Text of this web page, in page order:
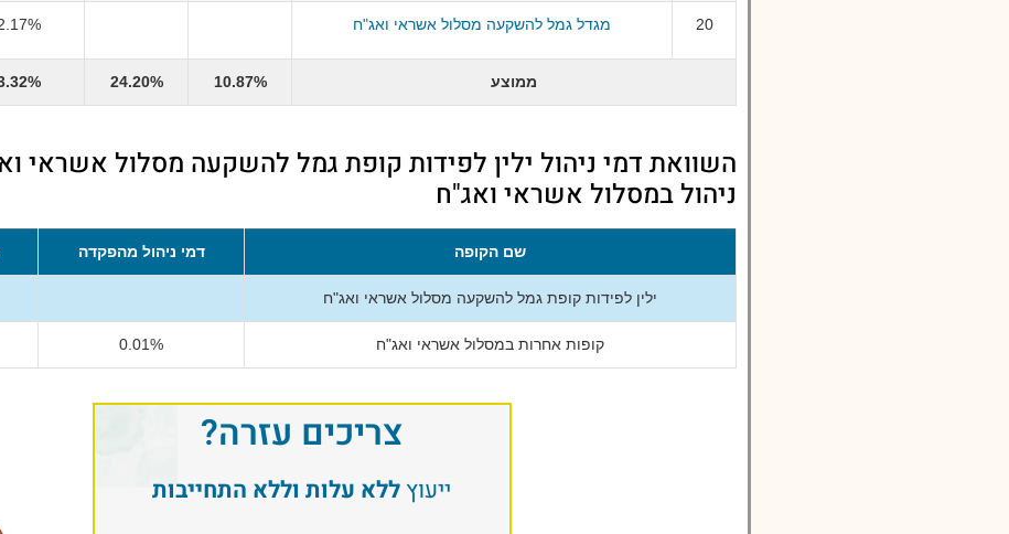
20 מגדל גמל להשקעה מסלול אשראי ואג"ח
ממוצע 10.87%
24.20%
השוואת דמי ניהול ילין לפידות קופת גמל להשקעה מסלול אשראי
ניהול במסלול אשראי ואג"ח
שם הקופה דמי ניהול מהפקדה
ילין לפידות קופת גמל להשקעה מסלול אשראי ואג"ח
קופות אחרות במסלול אשראי ואג"ח 0.01%
צריכים עזרה?
ייעוץללא עלות וללא התחייבות